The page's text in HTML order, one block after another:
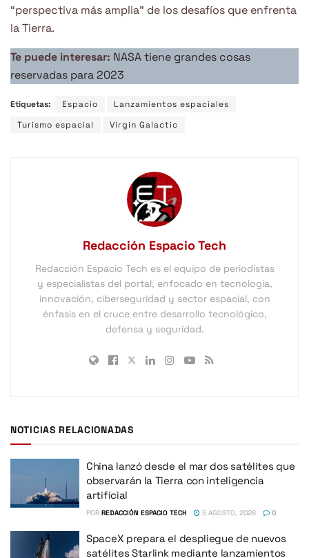
“perspectiva más amplia” de los desafíos que enfrenta
la Tierra.
Te puede interesar: NASA tiene grandes cosas
reservadas para 2023
Etiquetas: Espacio
Lanzamientos espaciales
Turismo espacial
Virgin Galactic
Redacción Espacio Tech
Redacción Espacio Tech es el equipo de periodistas
y especialistas del portal, enfocado en tecnología,
innovación, ciberseguridad y sector espacial, con
énfasis en el cruce entre desarrollo tecnológico,
defensa y seguridad.
NOTICIAS RELACIONADAS
China lanzó desde el mar dos satélites que
observarán la Tierra con inteligencia
artificial
POR REDACCIÓN ESPACIO TECH 5 AGOSTO, 2026 0
SpaceX prepara el despliegue de nuevos
satélites Starlink mediante lanzamientos